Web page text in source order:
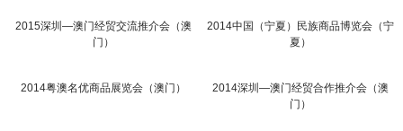
2015深圳—澳门经贸交流推介会（澳
门）
2014中国（宁夏）民族商品博览会（宁
夏）
2014粤澳名优商品展览会（澳门）
2014深圳—澳门经贸合作推介会（澳
门）